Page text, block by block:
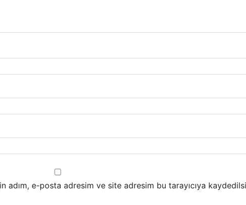
adım, e-posta adresim ve site adresim bu tarayıcıya